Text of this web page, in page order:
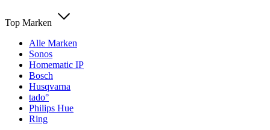
Top Marken
Alle Marken
Sonos
Homematic IP
Bosch
Husqvarna
tado°
Philips Hue
Ring